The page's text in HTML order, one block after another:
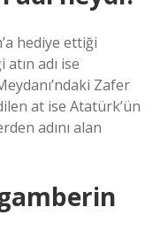
hediye ettiği
adı ise
Zafer
at ise Atatürk’ün
adını alan